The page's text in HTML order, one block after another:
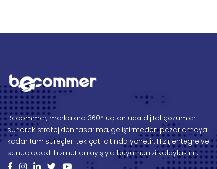
Becommer, markalara 360° uçtan uca dijital çözümler
sunarak stratejiden tasarıma, geliştirmeden pazarlamaya
kadar tüm süreçleri tek çatı altında yönetir. Hızlı, entegre ve
sonuç odaklı hizmet anlayışıyla büyümenizi kolaylaştırır.